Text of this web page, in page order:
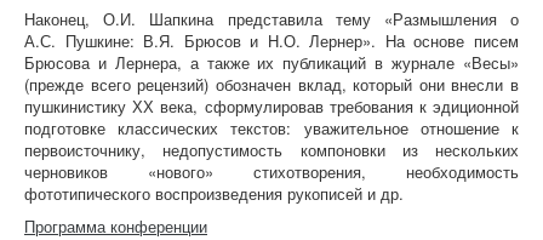
Наконец, О.И. Шапкина представила тему «Размышления о
А.С. Пушкине: В.Я. Брюсов и Н.О. Лернер». На основе писем
Брюсова и Лернера, а также их публикаций в журнале «Весы»
(прежде всего рецензий) обозначен вклад, который они внесли в
пушкинистику ХХ века, сформулировав требования к эдиционной
подготовке классических текстов: уважительное отношение к
первоисточнику, недопустимость компоновки из нескольких
черновиков «нового» стихотворения, необходимость
фототипического воспроизведения рукописей и др.
Программа конференции